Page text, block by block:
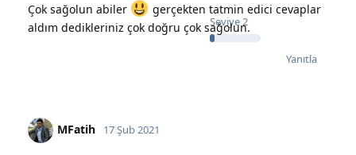
Seviye2
Çok sağolun abiler
gerçekten tatmin edici cevaplar
aldım dedikleriniz çok doğru çok sağolun.
Yanıtla
MFatih 17 Şub 2021